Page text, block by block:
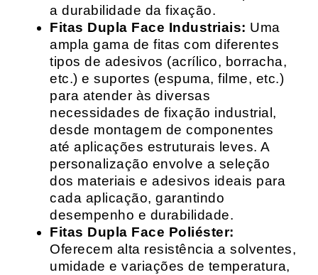
a durabilidade da fixação.
Fitas Dupla Face Industriais: Uma
ampla gama de fitas com diferentes
tipos de adesivos (acrílico, borracha,
etc.) e suportes (espuma, filme, etc.)
para atender às diversas
necessidades de fixação industrial,
desde montagem de componentes
até aplicações estruturais leves. A
personalização envolve a seleção
dos materiais e adesivos ideais para
cada aplicação, garantindo
desempenho e durabilidade.
Fitas Dupla Face Poliéster:
Oferecem alta resistência a solventes,
umidade e variações de temperatura,